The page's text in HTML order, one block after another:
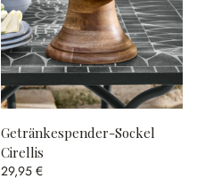
Getränkespender-Sockel
Cirellis
29,95 €